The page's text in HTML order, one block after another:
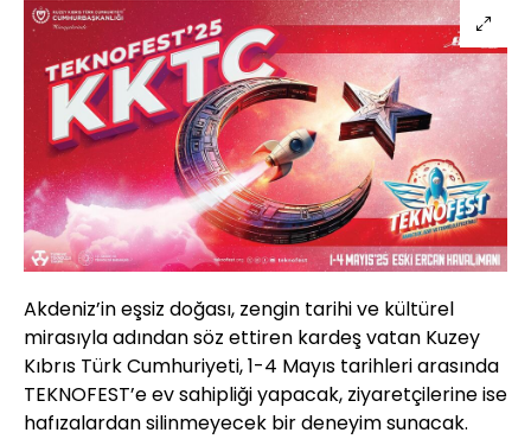
Akdeniz’in eşsiz doğası, zengin tarihi ve kültürel
mirasıyla adından söz ettiren kardeş vatan Kuzey
Kıbrıs Türk Cumhuriyeti, 1-4 Mayıs tarihleri arasında
TEKNOFEST’e ev sahipliği yapacak, ziyaretçilerine ise
hafızalardan silinmeyecek bir deneyim sunacak.